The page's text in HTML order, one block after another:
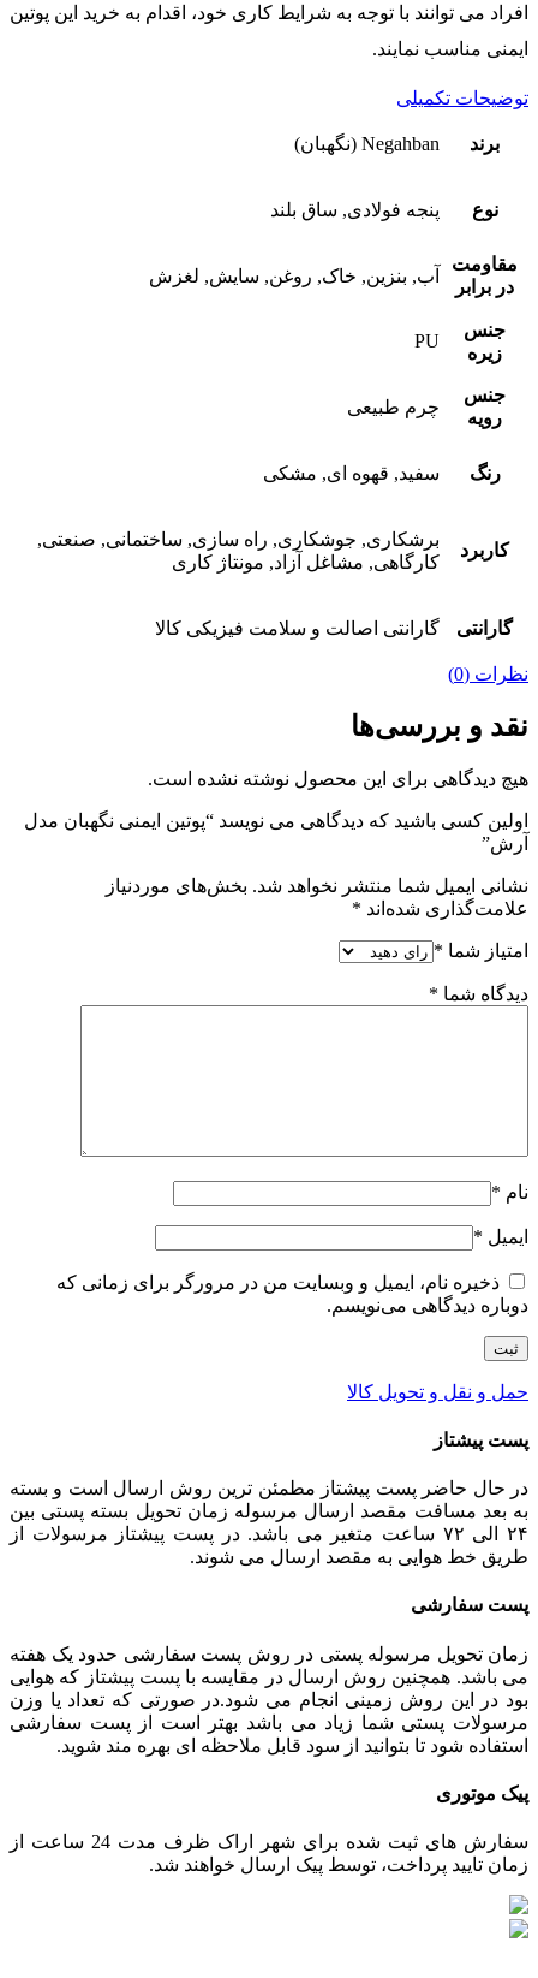
افراد می توانند با توجه به شرایط کاری خود، اقدام به خرید این پوتین
ایمنی مناسب نمایند.
توضیحات تکمیلی
برند Negahban (نگهبان)
نوع پنجه فولادی, ساق بلند
مقاومت
در برابر
آب, بنزین, خاک, روغن, سایش, لغزش
جنس
زیره
PU
جنس
رویه
چرم طبیعی
رنگ سفید, قهوه ای, مشکی
کاربرد
برشکاری, جوشکاری, راه سازی, ساختمانی, صنعتی,
کارگاهی, مشاغل آزاد, مونتاژ کاری
گارانتی گارانتی اصالت و سلامت فیزیکی کالا
نظرات (0)
نقد و بررسی‌ها
هیچ دیدگاهی برای این محصول نوشته نشده است.
اولین کسی باشید که دیدگاهی می نویسد “پوتین ایمنی نگهبان مدل
آرش”
نشانی ایمیل شما منتشر نخواهد شد. بخش‌های موردنیاز
علامت‌گذاری شده‌اند *
امتیاز شما *
دیدگاه شما *
نام *
ایمیل *
ذخیره نام، ایمیل و وبسایت من در مرورگر برای زمانی که
دوباره دیدگاهی می‌نویسم.
حمل و نقل و تحویل کالا
پست پیشتاز
در حال حاضر پست پیشتاز مطمئن ترین روش ارسال است و بسته
به بعد مسافت مقصد ارسال مرسوله زمان تحویل بسته پستی بین
۲۴ الی ۷۲ ساعت متغیر می باشد. در پست پیشتاز مرسولات از
طریق خط هوایی به مقصد ارسال می شوند.
پست سفارشی
زمان تحویل مرسوله پستی در روش پست سفارشی حدود یک هفته
می باشد. همچنین روش ارسال در مقایسه با پست پیشتاز که هوایی
بود در این روش زمینی انجام می شود.در صورتی که تعداد یا وزن
مرسولات پستی شما زیاد می باشد بهتر است از پست سفارشی
استفاده شود تا بتوانید از سود قابل ملاحظه ای بهره مند شوید.
پیک موتوری
سفارش های ثبت شده برای شهر اراک ظرف مدت 24 ساعت از
زمان تایید پرداخت، توسط پیک ارسال خواهند شد.